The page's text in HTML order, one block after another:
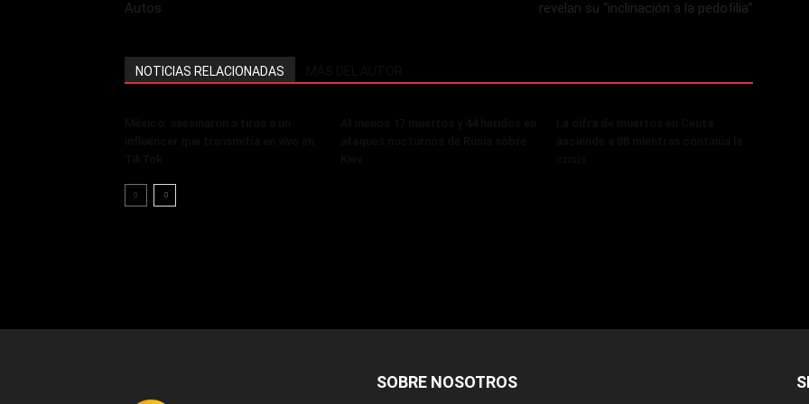
Autos
revelan su “inclinación a la pedofilia”
NOTICIAS RELACIONADAS
SOBRE NOSOTROS